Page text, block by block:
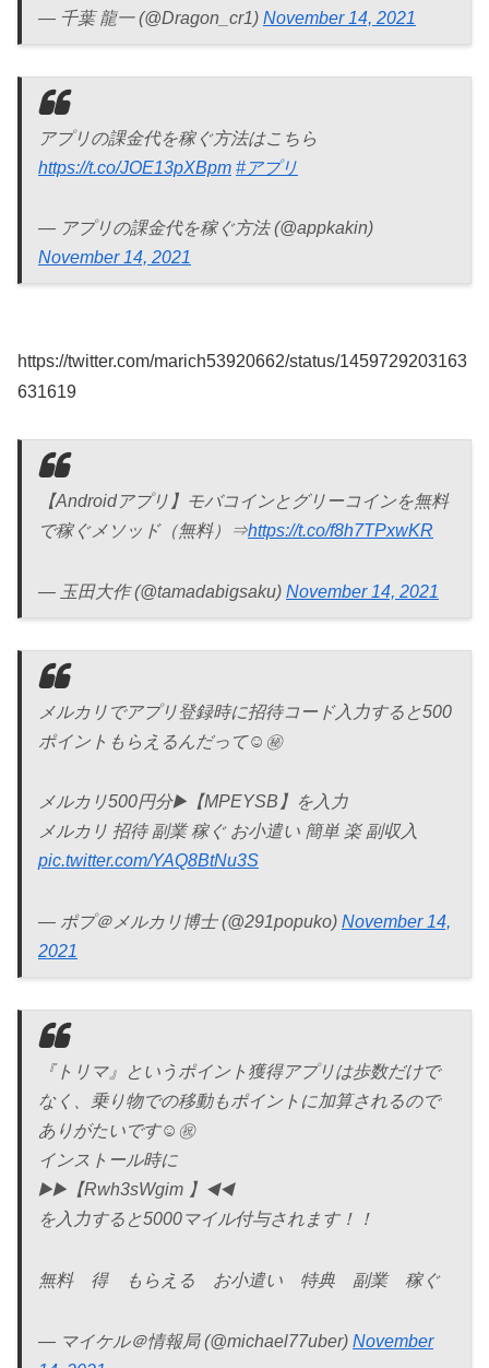
— 千葉 龍一 (@Dragon_cr1) November 14, 2021
アプリの課金代を稼ぐ方法はこちら
https://t.co/JOE13pXBpm #アプリ
— アプリの課金代を稼ぐ方法 (@appkakin)
November 14, 2021
https://twitter.com/marich53920662/status/1459729203163
631619
【Androidアプリ】モバコインとグリーコインを無料
で稼ぐメソッド（無料）⇒https://t.co/f8h7TPxwKR
— 玉田大作 (@tamadabigsaku) November 14, 2021
メルカリでアプリ登録時に招待コード入力すると500
ポイントもらえるんだって☺️㊙️
メルカリ500円分▶️【MPEYSB】を入力
メルカリ 招待 副業 稼ぐ お小遣い 簡単 楽 副収入
pic.twitter.com/YAQ8BtNu3S
— ポプ＠メルカリ博士 (@291popuko) November 14,
2021
『トリマ』というポイント獲得アプリは歩数だけで
なく、乗り物での移動もポイントに加算されるので
ありがたいです☺️㊗️
インストール時に
▶️▶️【Rwh3sWgim 】◀️◀️
を入力すると5000マイル付与されます！！
無料 得 もらえる お小遣い 特典 副業 稼ぐ
— マイケル＠情報局 (@michael77uber) November